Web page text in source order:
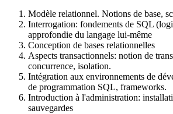
Modèle relationnel. Notions de base,
Interrogation: fondements de SQL
approfondie du langage lui-même
Conception de bases relationnelles
Aspects transactionnels: notion de
concurrence, isolation.
Intégration aux environnements de
de programmation SQL, frameworks.
Introduction à l'administration:
sauvegardes